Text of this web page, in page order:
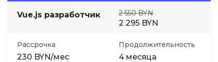
Vue.js разработчик 2 550 BYN
2 295 BYN
Рассрочка
230 BYN/мес
Продолжительность
4 месяца